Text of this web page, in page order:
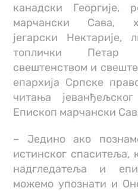
канадски Георгије,
марчански Сава,
јегарски Нектарије,
топлички Петар
свештенством и
епархија Српске
читања
Епископ марчански
– Једино ако
истинског спаситеља,
надгледатеља и
можемо упознати и